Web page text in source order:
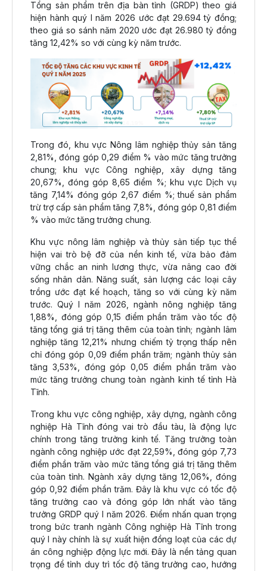
Tổng sản phẩm trên địa bàn tỉnh (GRDP) theo giá
hiện hành quý I năm 2026 ước đạt 29.694 tỷ đồng;
theo giá so sánh năm 2020 ước đạt 26.980 tỷ đồng
tăng 12,42% so với cùng kỳ năm trước.
Trong đó, khu vực Nông lâm nghiệp thủy sản tăng
2,81%, đóng góp 0,29 điểm % vào mức tăng trưởng
chung; khu vực Công nghiệp, xây dựng tăng
20,67%, đóng góp 8,65 điểm %; khu vực Dịch vụ
tăng 7,14% đóng góp 2,67 điểm %; thuế sản phẩm
trừ trợ cấp sản phẩm tăng 7,8%, đóng góp 0,81 điểm
% vào mức tăng trưởng chung.
Khu vực nông lâm nghiệp và thủy sản tiếp tục thể
hiện vai trò bệ đỡ của nền kinh tế, vừa bảo đảm
vững chắc an ninh lương thực, vừa nâng cao đời
sống nhân dân. Năng suất, sản lượng các loại cây
trồng ước đạt kế hoạch, tăng so với cùng kỳ năm
trước. Quý I năm 2026, ngành nông nghiệp tăng
1,88%, đóng góp 0,15 điểm phần trăm vào tốc độ
tăng tổng giá trị tăng thêm của toàn tỉnh; ngành lâm
nghiệp tăng 12,21% nhưng chiếm tỷ trọng thấp nên
chỉ đóng góp 0,09 điểm phần trăm; ngành thủy sản
tăng 3,53%, đóng góp 0,05 điểm phần trăm vào
mức tăng trưởng chung toàn ngành kinh tế tỉnh Hà
Tĩnh.
Trong khu vực công nghiệp, xây dựng, ngành công
nghiệp Hà Tĩnh đóng vai trò đầu tàu, là động lực
chính trong tăng trưởng kinh tế. Tăng trưởng toàn
ngành công nghiệp ước đạt 22,59%, đóng góp 7,73
điểm phần trăm vào mức tăng tổng giá trị tăng thêm
của toàn tỉnh. Ngành xây dựng tăng 12,06%, đóng
góp 0,92 điểm phần trăm. Đây là khu vực có tốc độ
tăng trưởng cao và đóng góp lớn nhất vào tăng
trưởng GRDP quý I năm 2026. Điểm nhấn quan trọng
trong bức tranh ngành Công nghiệp Hà Tĩnh trong
quý I này chính là sự xuất hiện đồng loạt của các dự
án công nghiệp động lực mới. Đây là nền tảng quan
trọng để tỉnh duy trì tốc độ tăng trưởng cao, hướng